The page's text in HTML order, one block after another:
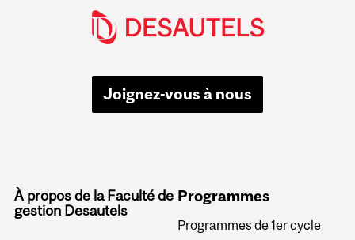
Joignez-vous à nous
À propos de la Faculté de
gestion Desautels
Programmes
Programmes de 1er cycle